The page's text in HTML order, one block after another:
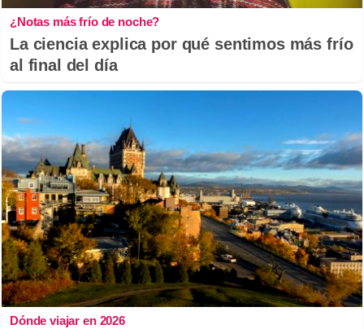
¿Notas más frío de noche?
La ciencia explica por qué sentimos más frío
al final del día
Dónde viajar en 2026